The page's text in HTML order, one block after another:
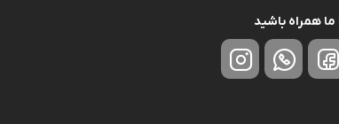
ما همراه باشید